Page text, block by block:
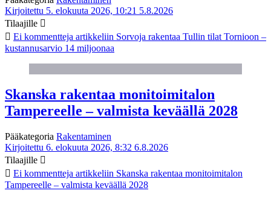
Kirjoitettu 5. elokuuta 2026, 10:21 5.8.2026
Tilaajille
Ei kommentteja artikkeliin Sorvoja rakentaa Tullin tilat Tornioon –
kustannusarvio 14 miljoonaa
Skanska rakentaa monitoimitalon
Tampereelle – valmista keväällä 2028
Pääkategoria Rakentaminen
Kirjoitettu 6. elokuuta 2026, 8:32 6.8.2026
Tilaajille
Ei kommentteja artikkeliin Skanska rakentaa monitoimitalon
Tampereelle – valmista keväällä 2028